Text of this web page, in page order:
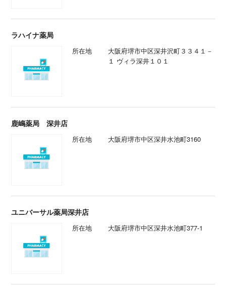
ラハイナ薬局
所在地
大阪府堺市中区深井沢町３３４１－
１ ヴィラ深井１０１
鹿嶋薬局 深井店
所在地 大阪府堺市中区深井水池町3160
ユニバーサル薬局深井店
所在地 大阪府堺市中区深井水池町377-1